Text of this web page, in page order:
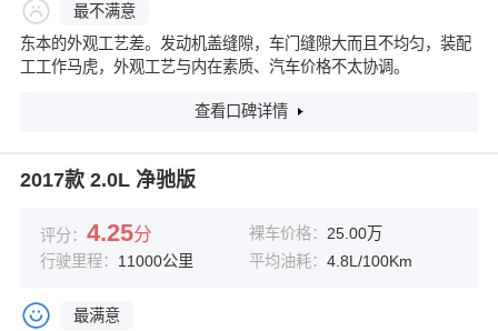
最不满意
东本的外观工艺差。发动机盖缝隙，车门缝隙大而且不均匀，装配
工工作马虎，外观工艺与内在素质、汽车价格不太协调。
查看口碑详情
2017款 2.0L 净驰版
评分： 4.25分 裸车价格： 25.00万
行驶里程： 11000公里 平均油耗： 4.8L/100Km
最满意